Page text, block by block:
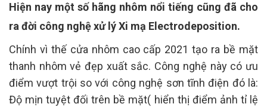
Hiện nay một số hãng nhôm nổi tiếng cũng đã cho
ra đời công nghệ xử lý Xi mạ Electrodeposition.
Chính vì thế cửa nhôm cao cấp 2021 tạo ra bề mặt
thanh nhôm vẻ đẹp xuất sắc. Công nghệ này có ưu
điểm vượt trội so với công nghệ sơn tĩnh điện đó là:
Độ mịn tuyệt đối trên bề mặt( hiển thị điểm ảnh tỉ lệ